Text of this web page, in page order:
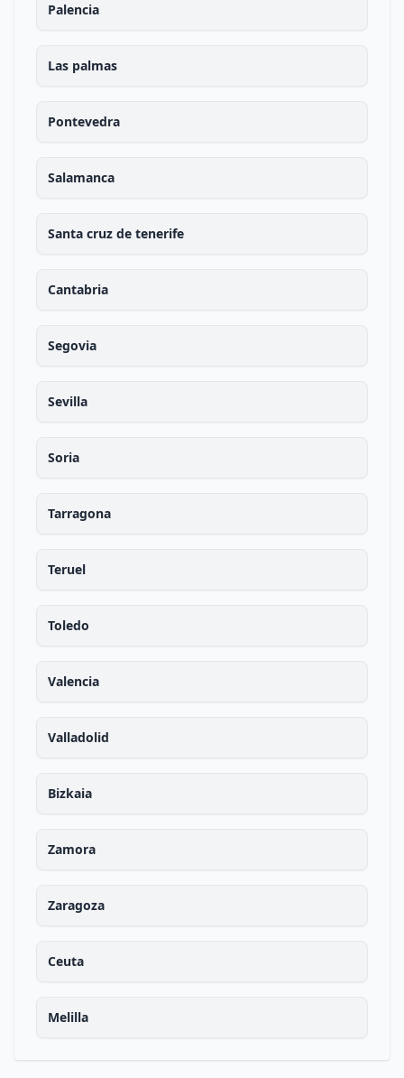
Palencia
Las palmas
Pontevedra
Salamanca
Santa cruz de tenerife
Cantabria
Segovia
Sevilla
Soria
Tarragona
Teruel
Toledo
Valencia
Valladolid
Bizkaia
Zamora
Zaragoza
Ceuta
Melilla